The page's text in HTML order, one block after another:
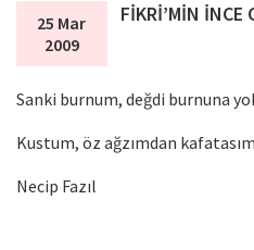
25 Mar
2009
FİKRİ’MİN İNCE
Sanki burnum, değdi burnuna
Kustum, öz ağzımdan
Necip Fazıl